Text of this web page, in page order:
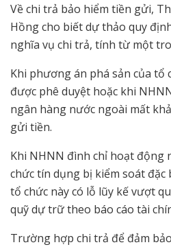
Về chi trả bảo hiểm tiền gửi,
Hồng cho biết dự thảo quy
nghĩa vụ chi trả, tính từ một
Khi phương án phá sản của tổ
được phê duyệt hoặc khi
ngân hàng nước ngoài mất
gửi tiền.
Khi NHNN đình chỉ hoạt động
chức tín dụng bị kiểm soát
tổ chức này có lỗ lũy kế vượt
quỹ dự trữ theo báo cáo tài
Trường hợp chi trả để đảm